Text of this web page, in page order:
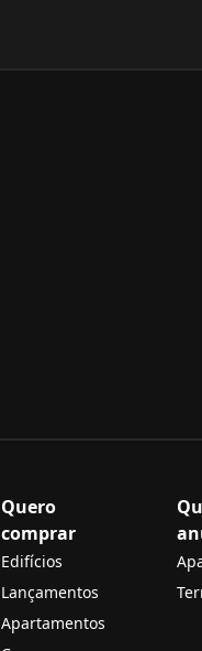
Quero
comprar
Edifícios
Lançamentos
Apartamentos